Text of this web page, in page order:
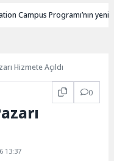
Campus Programı’nın
Hizmete Açıldı
0
13:37